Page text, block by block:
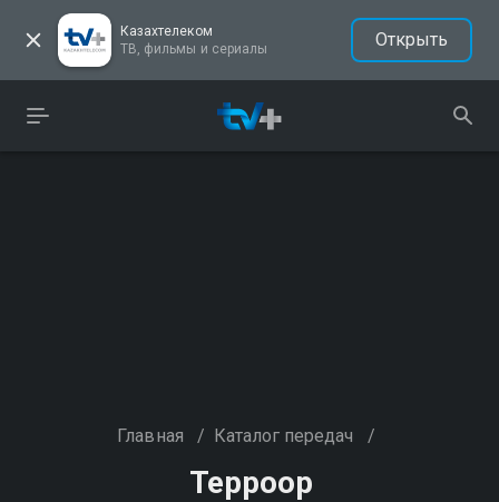
Казахтелеком
ТВ, фильмы и сериалы
Открыть
Главная / Каталог передач /
Терроор